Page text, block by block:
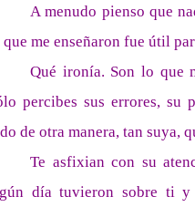
A menudo pienso que
me enseñaron fue útil
Qué ironía. Son lo que
percibes sus errores, su
de otra manera, tan suya,
Te asfixian con su
día tuvieron sobre ti y